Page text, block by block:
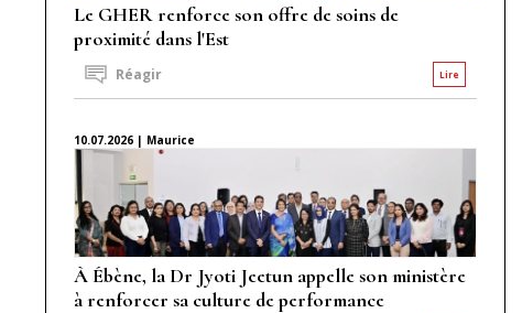
Le GHER renforce son offre de soins de
proximité dans l'Est
Lire
Réagir
10.07.2026 | Maurice
À Ébène, la Dr Jyoti Jeetun appelle son ministère
à renforcer sa culture de performance